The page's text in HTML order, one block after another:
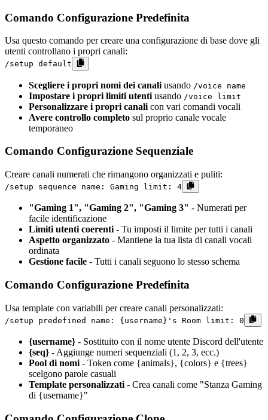
Comando Configurazione Predefinita
Usa questo comando per creare una configurazione di base dove gli
utenti controllano i propri canali:
/setup default
Scegliere i propri nomi dei canali usando /voice name
Impostare i propri limiti utenti usando /voice limit
Personalizzare i propri canali con vari comandi vocali
Avere controllo completo sul proprio canale vocale
temporaneo
Comando Configurazione Sequenziale
Creare canali numerati che rimangono organizzati e puliti:
/setup sequence name: Gaming limit: 4
"Gaming 1", "Gaming 2", "Gaming 3" - Numerati per
facile identificazione
Limiti utenti coerenti - Tu imposti il limite per tutti i canali
Aspetto organizzato - Mantiene la tua lista di canali vocali
ordinata
Gestione facile - Tutti i canali seguono lo stesso schema
Comando Configurazione Predefinita
Usa template con variabili per creare canali personalizzati:
/setup predefined name: {username}'s Room limit: 0
{username} - Sostituito con il nome utente Discord dell'utente
{seq} - Aggiunge numeri sequenziali (1, 2, 3, ecc.)
Pool di nomi - Token come {animals}, {colors} e {trees}
scelgono parole casuali
Template personalizzati - Crea canali come "Stanza Gaming
di {username}"